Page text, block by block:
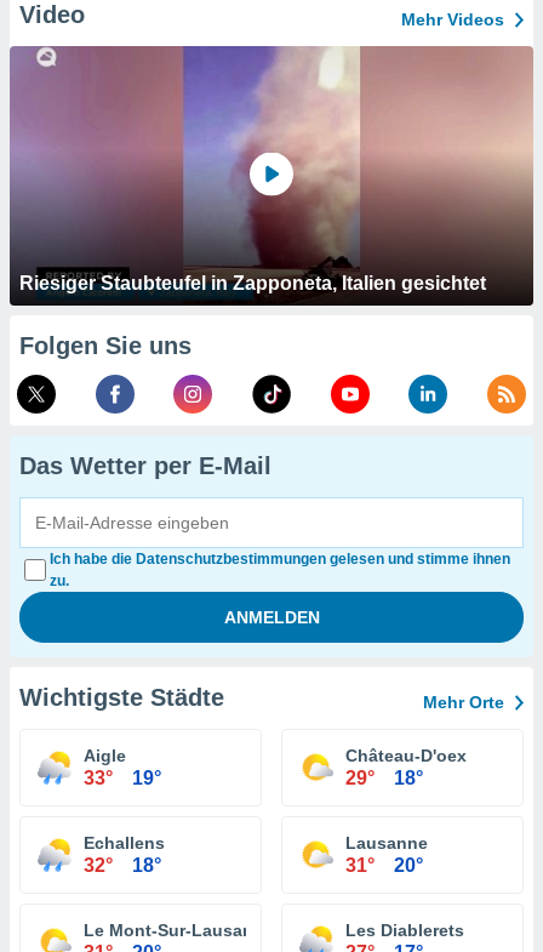
Video Mehr Videos
Riesiger Staubteufel in Zapponeta, Italien gesichtet
Folgen Sie uns
Das Wetter per E-Mail
Ich habe die Datenschutzbestimmungen gelesen und stimme ihnen
zu.
Wichtigste Städte Mehr Orte
Aigle
33° 19°
Château-D'oex
29° 18°
Echallens
32° 18°
Lausanne
31° 20°
Le Mont-Sur-Lausanne Les Diablerets